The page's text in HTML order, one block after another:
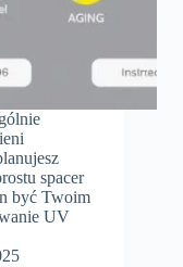
spacer
być Twoim
UV